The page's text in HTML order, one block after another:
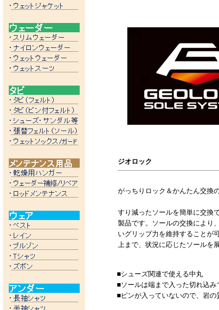
ジオロック
がっちりロック＆かんたん交換
すり減ったソールを簡単に交換
製品です。ソールの交換により
いグリップ力を維持することが
上まで、状況に応じたソールを
■シューズ関連で使える中丸
■ソールは端まで入った切れ込
■ピンが入っていないので、岩